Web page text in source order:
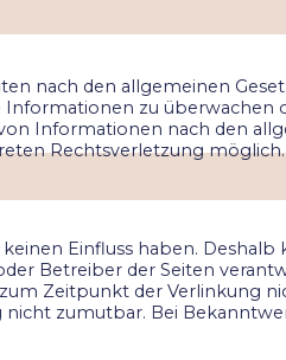
nach den allgemeinen
zu überwachen
Informationen nach den
Rechtsverletzung
Einfluss haben.
Betreiber der Seiten
Zeitpunkt der Verlinkung
zumutbar. Bei